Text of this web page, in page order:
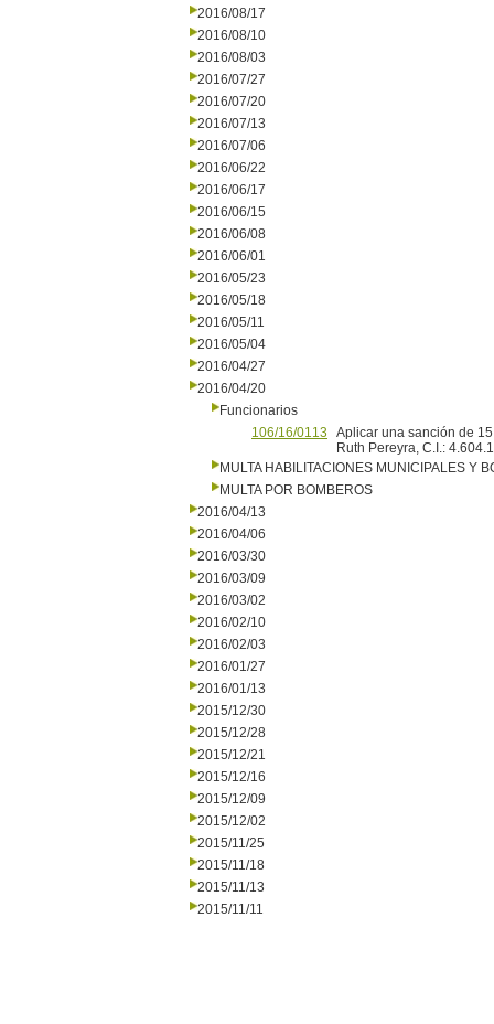
2016/08/17
2016/08/10
2016/08/03
2016/07/27
2016/07/20
2016/07/13
2016/07/06
2016/06/22
2016/06/17
2016/06/15
2016/06/08
2016/06/01
2016/05/23
2016/05/18
2016/05/11
2016/05/04
2016/04/27
2016/04/20
Funcionarios
106/16/0113
Aplicar una sanción de
Ruth Pereyra, C.I.:
MULTA HABILITACIONES MUNICIPALES Y
MULTA POR BOMBEROS
2016/04/13
2016/04/06
2016/03/30
2016/03/09
2016/03/02
2016/02/10
2016/02/03
2016/01/27
2016/01/13
2015/12/30
2015/12/28
2015/12/21
2015/12/16
2015/12/09
2015/12/02
2015/11/25
2015/11/18
2015/11/13
2015/11/11